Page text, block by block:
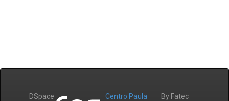
DSpace
Centro Paula
By Fatec